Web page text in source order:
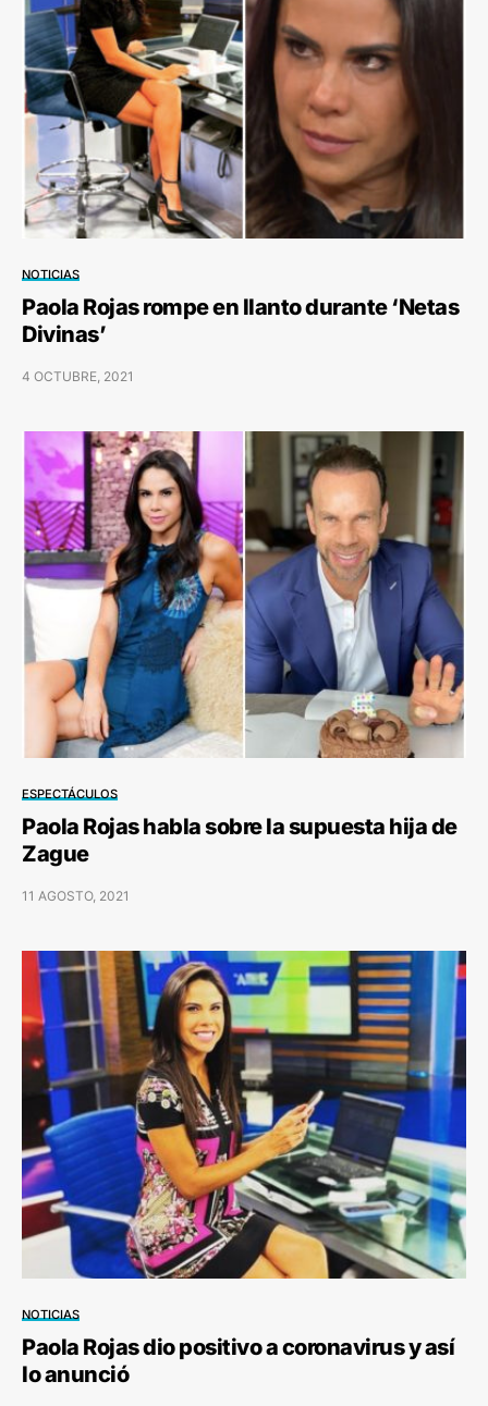
NOTICIAS
Paola Rojas rompe en llanto durante ‘Netas
Divinas’
4 OCTUBRE, 2021
ESPECTÁCULOS
Paola Rojas habla sobre la supuesta hija de
Zague
11 AGOSTO, 2021
NOTICIAS
Paola Rojas dio positivo a coronavirus y así
lo anunció